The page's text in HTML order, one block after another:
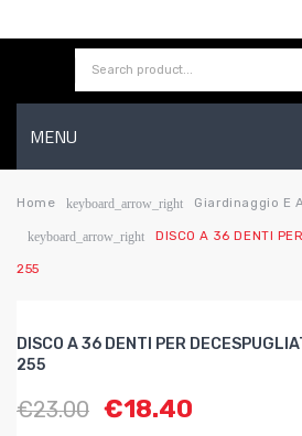
MENU
HOME
AZIENDA
WISHLIST
Home keyboard_arrow_right Giardinaggio E
keyboard_arrow_right DISCO A 36 DENTI
255
DISCO A 36 DENTI PER
255
€23.00 €18.40